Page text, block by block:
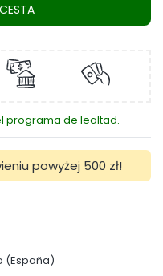
programa de lealtad.
powyżej 500 zł!
(España)